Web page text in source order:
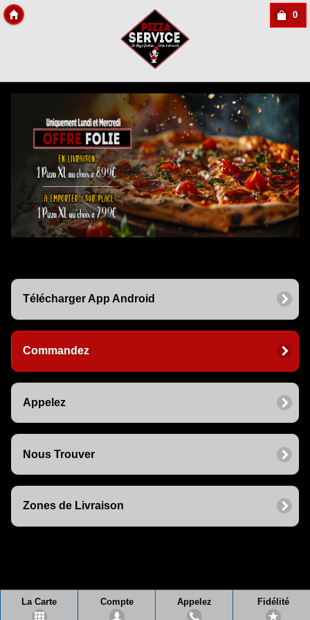
0
Télécharger App Android
Commandez
Appelez
Nous Trouver
Zones de Livraison
La Carte Compte Appelez Fidélité
Copyright Des-click